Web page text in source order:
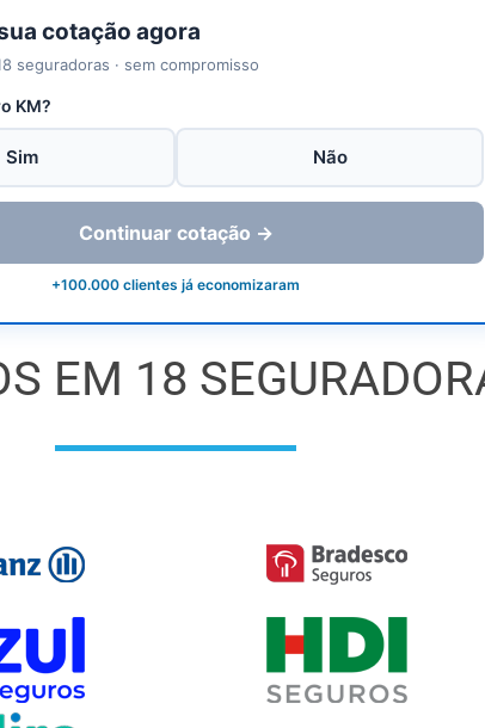
cotação agora
seguradoras · sem compromisso
KM?
Sim Não
Continuar cotação →
+100.000 clientes já economizaram
EM 18